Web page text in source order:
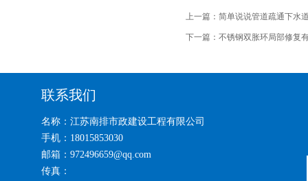
上一篇： 简单说说管道疏通下水
下一篇： 不锈钢双胀环局部修复
联系我们
名称：江苏南排市政建设工程有限公司
手机：18015853030
邮箱：972496659@qq.com
传真：